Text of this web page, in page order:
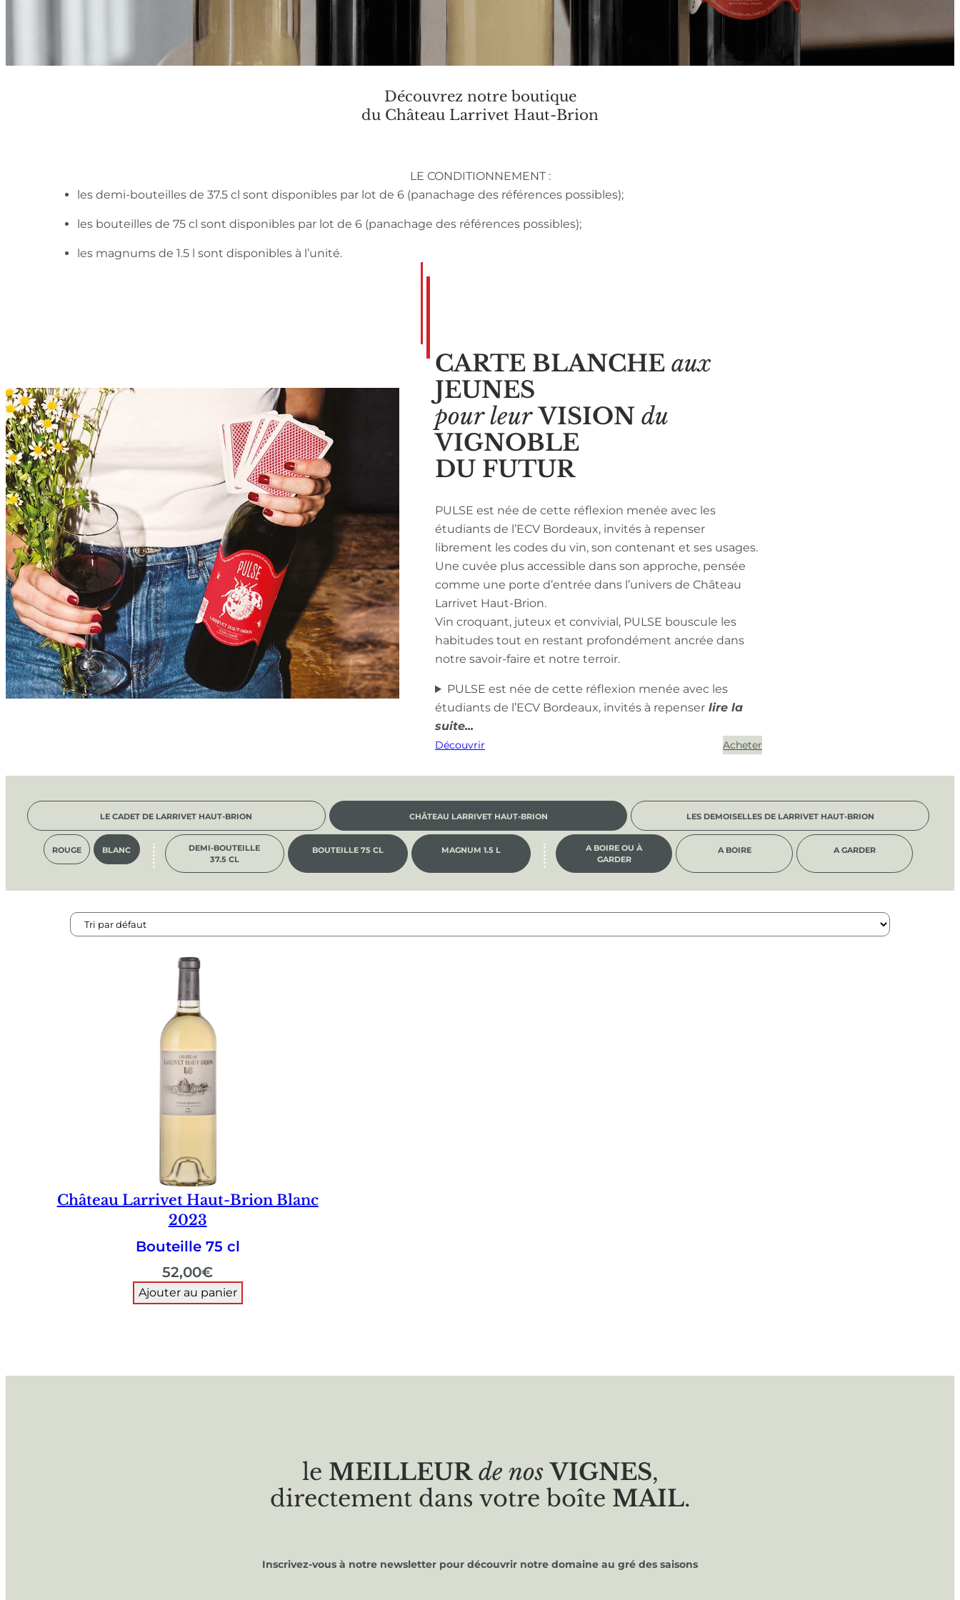
Découvrez notre boutique
du Château Larrivet Haut-Brion
LE CONDITIONNEMENT :
les demi-bouteilles de 37.5 cl sont disponibles par lot de 6 (panachage des références possibles);
les bouteilles de 75 cl sont disponibles par lot de 6 (panachage des références possibles);
les magnums de 1.5 l sont disponibles à l’unité.
CARTE BLANCHE aux
JEUNES
pour leur VISIONdu
VIGNOBLE
DU FUTUR
PULSE est née de cette réflexion menée avec les
étudiants de l’ECV Bordeaux, invités à repenser
librement les codes du vin, son contenant et ses usages.
Une cuvée plus accessible dans son approche, pensée
comme une porte d’entrée dans l’univers de Château
Larrivet Haut-Brion.
Vin croquant, juteux et convivial, PULSE bouscule les
habitudes tout en restant profondément ancrée dans
notre savoir-faire et notre terroir.
PULSE est née de cette réflexion menée avec les
étudiants de l’ECV Bordeaux, invités à repenser
Découvrir Acheter
LE CADET DE LARRIVET HAUT-BRION CHÂTEAU LARRIVET HAUT-BRION LES DEMOISELLES DE LARRIVET HAUT-BRION
ROUGE BLANC
DEMI-BOUTEILLE
37.5 CL
BOUTEILLE 75 CL MAGNUM 1.5 L
A BOIRE OU À
GARDER
A BOIRE A GARDER
Château Larrivet Haut-Brion Blanc
2023
Bouteille 75 cl
52,00€
Ajouter au panier
le MEILLEUR de nos VIGNES,
directement dans votre boîte MAIL.
Inscrivez-vous à notre newsletter pour découvrir notre domaine au gré des saisons